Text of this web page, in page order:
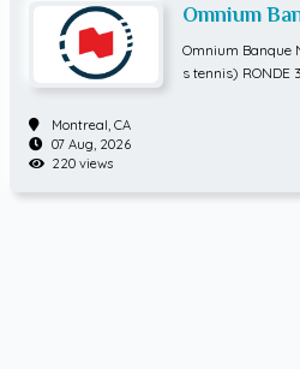
Omnium
(Montreal -
RONDE 3
Omnium Banque
s tennis) RONDE 3
Montreal, CA
07 Aug, 2026
220 views